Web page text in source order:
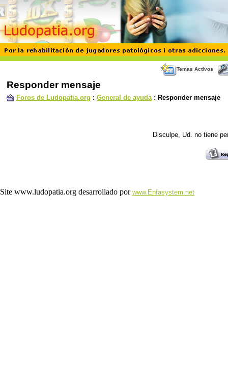
Temas Activos
Responder mensaje
Foros de Ludopatia.org : General de ayuda: Responder mensaje
Disculpe, Ud. no tiene
Site www.ludopatia.org desarrollado por www.Enfasystem.net